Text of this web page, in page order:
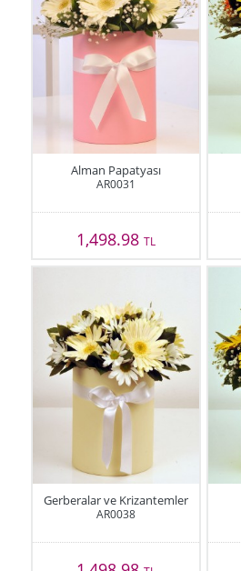
Alman Papatyası
AR0031
1,498.98TL
Gerberalar ve Krizantemler
AR0038